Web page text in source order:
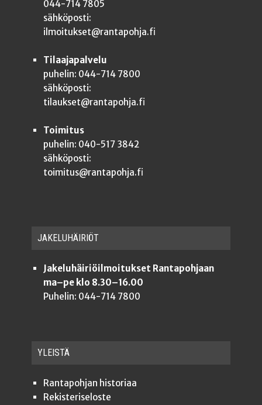
044-714 7805
sähköposti:
ilmoitukset@rantapohja.fi
Tilaajapalvelu
puhelin: 044-714 7800
sähköposti:
tilaukset@rantapohja.fi
Toimitus
puhelin: 040-517 3842
sähköposti:
toimitus@rantapohja.fi
JAKE­LU­HÄI­RIÖT
Jakeluhäiriöilmoitukset Rantapohjaan
ma–pe klo 8.30–16.00
Puhelin: 044-714 7800
YLEISTÄ
Ran­ta­poh­jan historiaa
Rekis­te­ri­se­los­te